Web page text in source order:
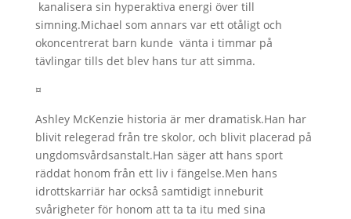
kanalisera sin hyperaktiva energi över till
simning.Michael som annars var ett otåligt och
okoncentrerat barn kunde vänta i timmar på
tävlingar tills det blev hans tur att simma.
¤
Ashley McKenzie historia är mer dramatisk.Han har
blivit relegerad från tre skolor, och blivit placerad på
ungdomsvårdsanstalt.Han säger att hans sport
räddat honom från ett liv i fängelse.Men hans
idrottskarriär har också samtidigt inneburit
svårigheter för honom att ta ta itu med sina